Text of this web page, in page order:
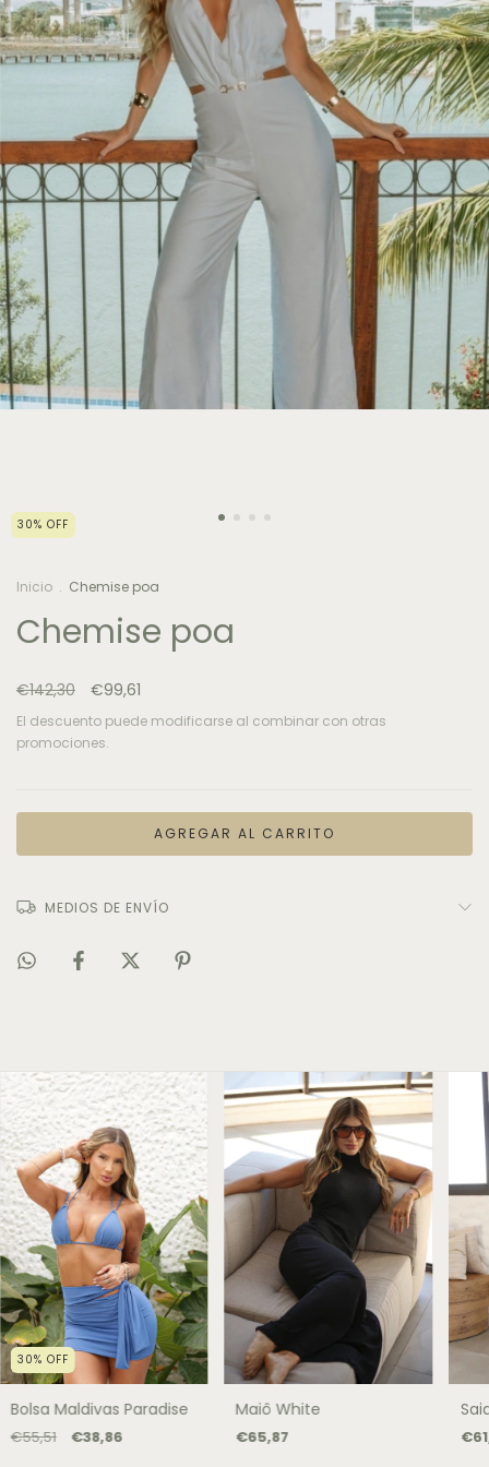
30% OFF
Inicio . Chemise poa
Chemise poa
€142,30 €99,61
El descuento puede modificarse al combinar con otras
promociones.
MEDIOS DE ENVÍO
30% OFF
Bolsa Maldivas Paradise
€55,51 €38,86
Maiô White
€65,87